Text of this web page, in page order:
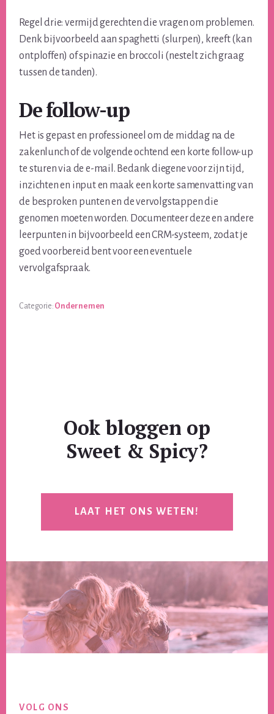
Regel drie: vermijd gerechten die vragen om problemen.
Denk bijvoorbeeld aan spaghetti (slurpen), kreeft (kan
ontploffen) of spinazie en broccoli (nestelt zich graag
tussen de tanden).
De follow-up
Het is gepast en professioneel om de middag na de
zakenlunch of de volgende ochtend een korte follow-up
te sturen via de e-mail. Bedank diegene voor zijn tijd,
inzichten en input en maak een korte samenvatting van
de besproken punten en de vervolgstappen die
genomen moeten worden. Documenteer deze en andere
leerpunten in bijvoorbeeld een CRM-systeem, zodat je
goed voorbereid bent voor een eventuele
vervolgafspraak.
Categorie: Ondernemen
Ook bloggen op
Sweet & Spicy?
LAAT HET ONS WETEN!
VOLG ONS